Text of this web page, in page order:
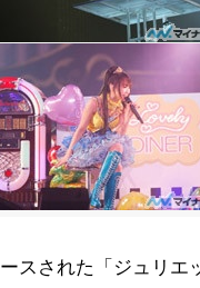
スされた「ジュリエ